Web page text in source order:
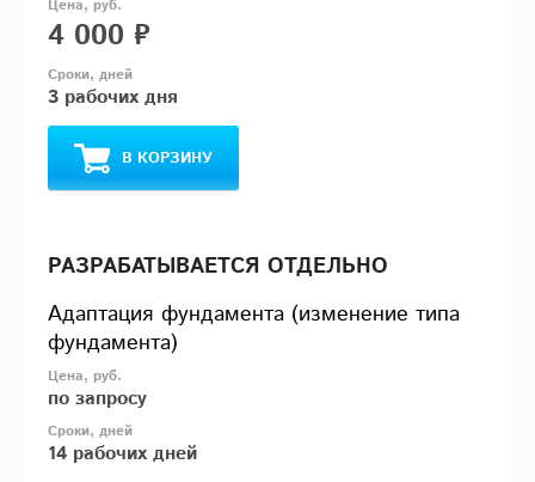
4 000 ₽
3 рабочих дня
В КОРЗИНУ
РАЗРАБАТЫВАЕТСЯ ОТДЕЛЬНО
Адаптация фундамента (изменение типа
фундамента)
по запросу
14 рабочих дней